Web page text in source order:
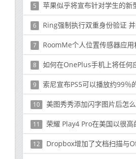
5 苹果似乎将宣布针对学生的新型
6 Ring强制执行双重身份验证 并添加了
7 RoomMe个人位置传感器应用程序增加了对Siri快
8 如何在OnePlus手机上将任何应用程序添加到OxygenOS
9 索尼宣布PS5可以播放约99％
10 美图秀秀添加闪字图片后怎么
11 荣耀 Play4 Pro在美国以很高的价格出售其红外
12 Dropbox增加了文档扫描与Office